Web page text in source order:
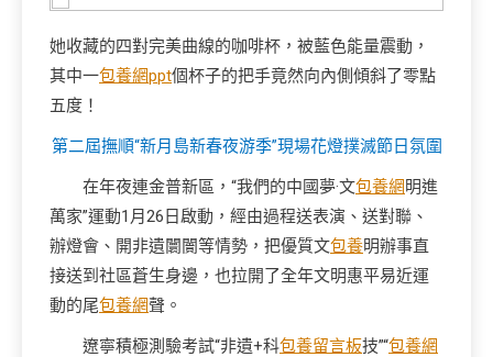
她收藏的四對完美曲線的咖啡杯，被藍色能量震動，
其中一包養網ppt個杯子的把手竟然向內側傾斜了零點
五度！
第二屆撫順“新月島新春夜游季”現場花燈撲滅節日氛圍
在年夜連金普新區，“我們的中國夢·文包養網明進
萬家”運動1月26日啟動，經由過程送表演、送對聯、
辦燈會、開非遺闤闠等情勢，把優質文包養明辦事直
接送到社區蒼生身邊，也拉開了全年文明惠平易近運
動的尾包養網聲。
遼寧積極測驗考試“非遺+科包養留言板技”“包養網